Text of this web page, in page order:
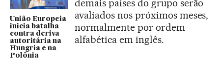
União Europeia
inicia batalha
contra deriva
autoritária na
Hungria e na
Polônia
demais países do grupo serão
avaliados nos próximos meses,
normalmente por ordem
alfabética em inglês.